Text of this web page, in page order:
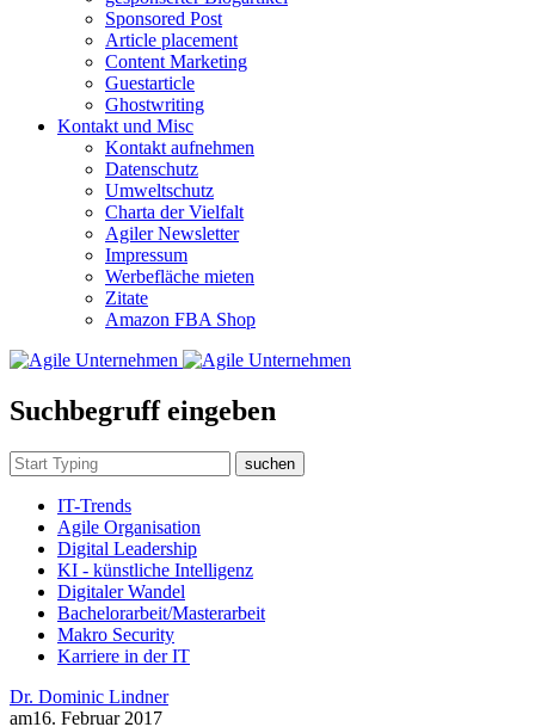
Sponsored Post
Article placement
Content Marketing
Guestarticle
Ghostwriting
Kontakt und Misc
Kontakt aufnehmen
Datenschutz
Umweltschutz
Charta der Vielfalt
Agiler Newsletter
Impressum
Werbefläche mieten
Zitate
Amazon FBA Shop
Suchbegruff eingeben
suchen
IT-Trends
Agile Organisation
Digital Leadership
KI - künstliche Intelligenz
Digitaler Wandel
Bachelorarbeit/Masterarbeit
Makro Security
Karriere in der IT
Dr. Dominic Lindner
am16. Februar 2017